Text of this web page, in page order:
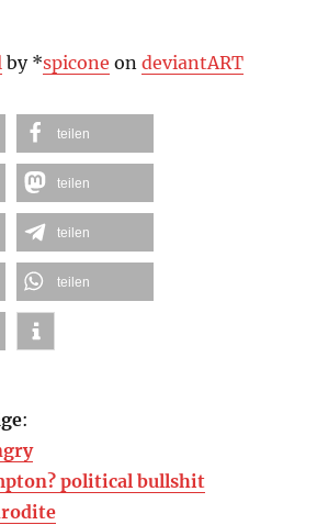
by *spicone ondeviantART
teilen
teilen
teilen
teilen
:
political bullshit